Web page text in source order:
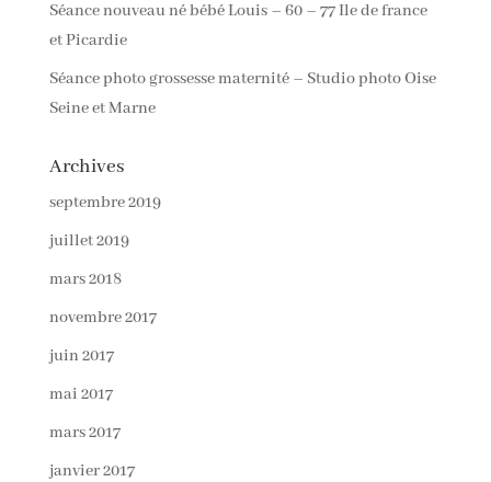
Séance nouveau né bébé Louis – 60 – 77 Ile de france
et Picardie
Séance photo grossesse maternité – Studio photo Oise
Seine et Marne
Archives
septembre 2019
juillet 2019
mars 2018
novembre 2017
juin 2017
mai 2017
mars 2017
janvier 2017